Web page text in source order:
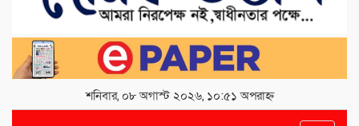
শনিবার, ০৮ অগাস্ট ২০২৬, ১০:৫১ অপরাহ্ন